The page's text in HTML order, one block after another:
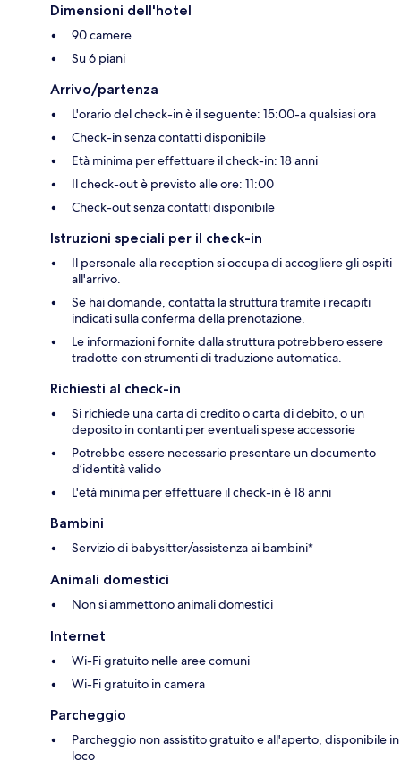
Dimensioni dell'hotel
90 camere
Su 6 piani
Arrivo/partenza
L'orario del check-in è il seguente: 15:00-a qualsiasi ora
Check-in senza contatti disponibile
Età minima per effettuare il check-in: 18 anni
Il check-out è previsto alle ore: 11:00
Check-out senza contatti disponibile
Istruzioni speciali per il check-in
Il personale alla reception si occupa di accogliere gli ospiti
all'arrivo.
Se hai domande, contatta la struttura tramite i recapiti
indicati sulla conferma della prenotazione.
Le informazioni fornite dalla struttura potrebbero essere
tradotte con strumenti di traduzione automatica.
Richiesti al check-in
Si richiede una carta di credito o carta di debito, o un
deposito in contanti per eventuali spese accessorie
Potrebbe essere necessario presentare un documento
d’identità valido
L'età minima per effettuare il check-in è 18 anni
Bambini
Servizio di babysitter/assistenza ai bambini*
Animali domestici
Non si ammettono animali domestici
Internet
Wi-Fi gratuito nelle aree comuni
Wi-Fi gratuito in camera
Parcheggio
Parcheggio non assistito gratuito e all'aperto, disponibile in
loco